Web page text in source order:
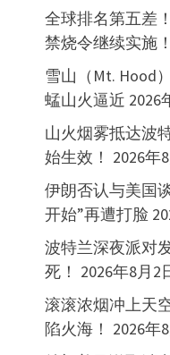
全球排名第五差
禁烧令继续实施！
雪山（Mt. Hood
蜢山火逼近 2026
山火烟雾抵达波
始生效！ 2026年
伊朗否认与美国
开始”再遭打脸
波特兰深夜派对
死！ 2026年8月2
滚滚浓烟冲上天
陷火海！ 2026年